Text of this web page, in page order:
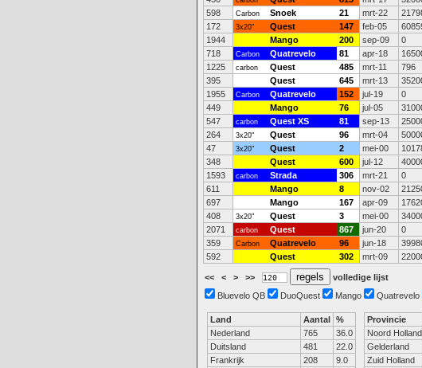
598
Carbon Snoek 21 mrt-22
172
3x20" Quest 147 feb-05
1944
Mango 200 sep-09 0
718
Carbon Quatrevelo 81 apr-18
1225
carbon Quest 485 mrt-11 796
395
Quest 645 mrt-13
1955
Carbon Quatrevelo 152 jul-19 0
449
Mango 76 jul-05
547
carbon Quest XS 81 sep-13
264
3x20" Quest 96 mrt-04
47
3x20" Quest 2 mei-00
348
Quest 600 jul-12
1593
carbon Strada 306 mrt-21 0
611
Mango 8 nov-02
697
Mango 167 apr-09
408
3x20" Quest 3 mei-00
2071
carbon Quest 867 jun-20 0
359
Carbon Quatrevelo 96 jun-18
592
Quest 302 mrt-09
<< < > >>
volledige lijst
Bluevelo QB
DuoQuest Mango Quatrevelo
Land Aantal %
Nederland
765
36.0
Duitsland
481
22.0
Frankrijk
208
9.0
Provincie
Noord Holland
Gelderland
Zuid Holland